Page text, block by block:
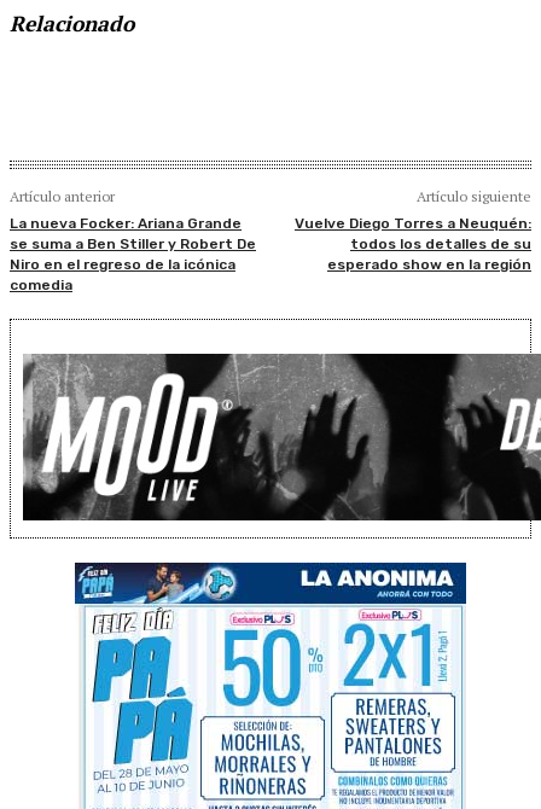
Relacionado
Artículo anterior
La nueva Focker: Ariana Grande
se suma a Ben Stiller y Robert De
Niro en el regreso de la icónica
comedia
Artículo siguiente
Vuelve Diego Torres a Neuquén:
todos los detalles de su
esperado show en la región